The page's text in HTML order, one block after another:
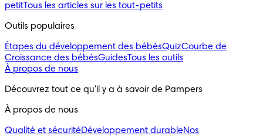
petitTous les articles sur les tout-petits
Outils populaires
Étapes du développement des bébésQuizCourbe de
Croissance des bébésGuidesTous les outils
À propos de nous
Découvrez tout ce qu'il y a à savoir de Pampers
À propos de nous
Qualité et sécuritéDéveloppement durableNos